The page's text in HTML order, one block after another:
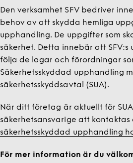
Den verksamhet SFV bedriver
behov av att skydda hemliga
upphandling. De uppgifter som
säkerhet. Detta innebär att SFV:s
följa de lagar och förordningar
Säkerhetsskyddad upphandling
säkerhetsskyddsavtal (SUA).
När ditt företag är aktuellt för
säkerhetsansvarige att kontaktas
säkerhetsskyddad upphandling
För mer information är du